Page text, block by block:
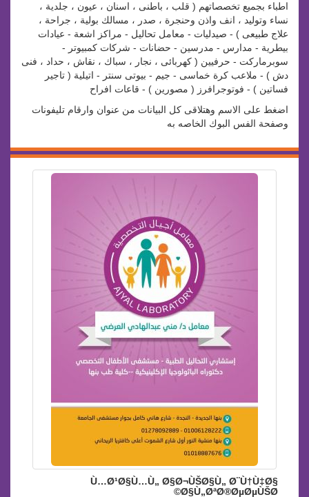
اطباء بجميع تخصصاتهم ( قلب ، باطنى ، اسنان ، عيون ، جلدية ،
نساء وتوليد ، انف واذن وحنجرة ، صدر ، مسالك بولية ، جراحة ،
علاج طبيعى ) - صيدليات - معامل تحاليل - مراكز اشعة - عيادات
بيطرية - مدارس - مدرسين - حضانات - شركات كمبيوتر -
سوبرماركت - حرفيين ( كهربائى ، نجار ، سباك ، نقاش ، حداد ، فنى
دش ) - ملاعب كرة خماسى - جيم - بيوتى سنتر - اتيلية ( تاجير
فساتين ) - فوتوجرافرز ( مصورين ) - قاعات افراح
اضغط على الاسم وهتلاقى كل البيانات من عنوان وارقام تليفونات
وصفحة الفس البوك الخاصه به
Ù…Ø¹Ø§Ù…Ù„ Ø§Ø¬ÙŠØ§Ù„ Ø¨Ù†Ù‡Ø§
Ø§Ù„ØªØ®ØµØµÙŠØ©